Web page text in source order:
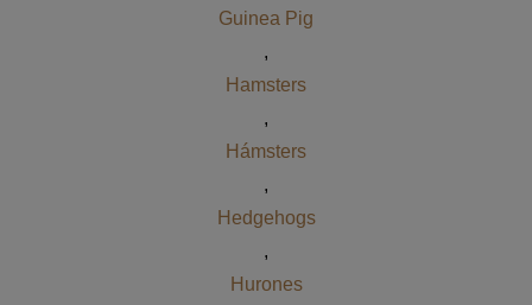
Guinea Pig
,
Hamsters
,
Hámsters
,
Hedgehogs
,
Hurones